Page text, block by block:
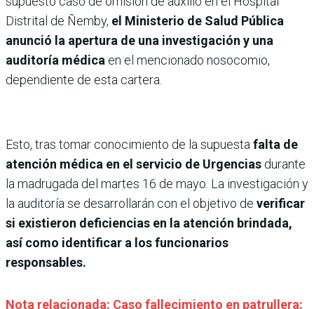
Distrital de Ñemby, el Ministerio de Salud Pública
anunció la apertura de una investigación y una
auditoría médica en el mencionado nosocomio,
dependiente de esta cartera.
Esto, tras tomar conocimiento de la supuesta falta de
atención médica en el servicio de Urgencias durante
la madrugada del martes 16 de mayo. La investigación y
la auditoría se desarrollarán con el objetivo de verificar
si existieron deficiencias en la atención brindada,
así como identificar a los funcionarios
responsables.
Nota relacionada: Caso fallecimiento en patrullera: